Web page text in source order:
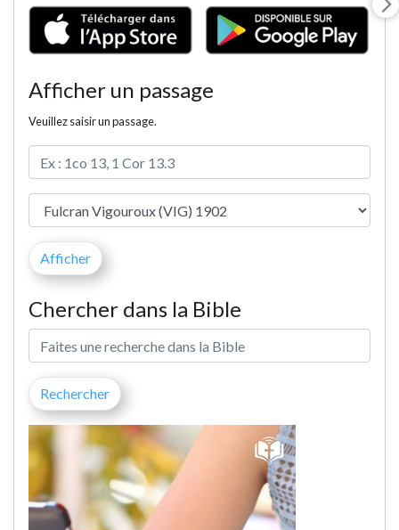
Afficher un passage
Veuillez saisir un passage.
Chercher dans la Bible